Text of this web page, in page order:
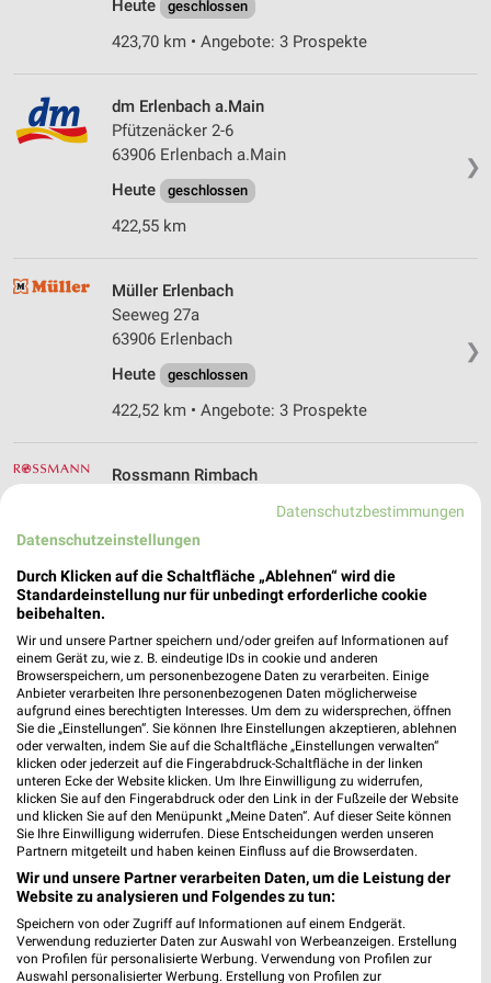
Heute geschlossen
423,70 km • Angebote: 3 Prospekte
❯
dm Erlenbach a.Main
Pfützenäcker 2-6
63906 Erlenbach a.Main
Heute
geschlossen
422,55 km
❯
Müller Erlenbach
Seeweg 27a
63906 Erlenbach
Heute
geschlossen
422,52 km • Angebote: 3 Prospekte
Rossmann Rimbach
457,00 km • Angebote: 3 Prospekte
dm Kleinheubach
In der Seehecke 7
63924 Kleinheubach
Heute
geschlossen
427,46 km
dm Elsenfeld
Bahnhofstraße 11c
63820 Elsenfeld
Heute geschlossen
419,80 km
Datenschutzbestimmungen
Datenschutzeinstellungen
Durch Klicken auf die Schaltfläche „Ablehnen“ wird die
Standardeinstellung nur für unbedingt erforderliche cookie
beibehalten.
Wir und unsere Partner speichern und/oder greifen auf Informationen auf
einem Gerät zu, wie z. B. eindeutige IDs in cookie und anderen
Browserspeichern, um personenbezogene Daten zu verarbeiten. Einige
Anbieter verarbeiten Ihre personenbezogenen Daten möglicherweise
aufgrund eines berechtigten Interesses. Um dem zu widersprechen, öffnen
Sie die „Einstellungen“. Sie können Ihre Einstellungen akzeptieren, ablehnen
oder verwalten, indem Sie auf die Schaltfläche „Einstellungen verwalten“
klicken oder jederzeit auf die Fingerabdruck-Schaltfläche in der linken
unteren Ecke der Website klicken. Um Ihre Einwilligung zu widerrufen,
klicken Sie auf den Fingerabdruck oder den Link in der Fußzeile der Website
und klicken Sie auf den Menüpunkt „Meine Daten“. Auf dieser Seite können
Sie Ihre Einwilligung widerrufen. Diese Entscheidungen werden unseren
Partnern mitgeteilt und haben keinen Einfluss auf die Browserdaten.
Wir und unsere Partner verarbeiten Daten, um die Leistung der
Website zu analysieren und Folgendes zu tun:
Speichern von oder Zugriff auf Informationen auf einem Endgerät.
Verwendung reduzierter Daten zur Auswahl von Werbeanzeigen. Erstellung
von Profilen für personalisierte Werbung. Verwendung von Profilen zur
Auswahl personalisierter Werbung. Erstellung von Profilen zur